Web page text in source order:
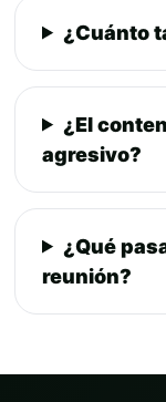
¿Cuánto
¿El
agresivo?
¿Qué
reunión?